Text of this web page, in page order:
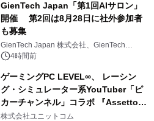
GienTech Japan「第1回AIサロン」
開催 第2回は8月28日に社外参加者
も募集
GienTech Japan 株式会社、GienTech
Consulting Japan 株式会社
4時間前
ゲーミングPC LEVEL∞、 レーシン
グ・シミュレーター系YouTuber「ピ
カーチャンネル」コラボ 『Assetto
Corsa EVO』推奨パソコン販売中
株式会社ユニットコム